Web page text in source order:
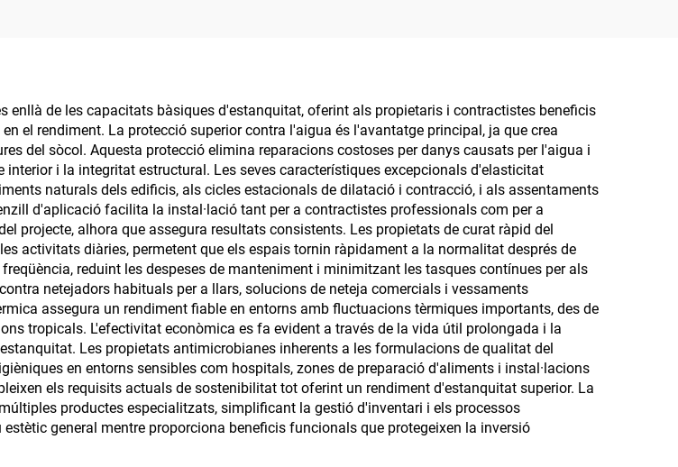
de
a
assecat ràpid
antimoquil per a la
construcció
de les capacitats bàsiques d'estanquitat, oferint als propietaris i contractistes beneficis
el rendiment. La protecció superior contra l'aigua és l'avantatge principal, ja que crea
del sòcol. Aquesta protecció elimina reparacions costoses per danys causats per l'aigua i
i la integritat estructural. Les seves característiques excepcionals d'elasticitat
naturals dels edificis, als cicles estacionals de dilatació i contracció, i als assentaments
d'aplicació facilita la instal·lació tant per a contractistes professionals com per a
projecte, alhora que assegura resultats consistents. Les propietats de curat ràpid del
activitats diàries, permetent que els espais tornin ràpidament a la normalitat després de
reduint les despeses de manteniment i minimitzant les tasques contínues per als
netejadors habituals per a llars, solucions de neteja comercials i vessaments
assegura un rendiment fiable en entorns amb fluctuacions tèrmiques importants, des de
tropicals. L'efectivitat econòmica es fa evident a través de la vida útil prolongada i la
Les propietats antimicrobianes inherents a les formulacions de qualitat del
en entorns sensibles com hospitals, zones de preparació d'aliments i instal·lacions
els requisits actuals de sostenibilitat tot oferint un rendiment d'estanquitat superior. La
productes especialitzats, simplificant la gestió d'inventari i els processos
general mentre proporciona beneficis funcionals que protegeixen la inversió